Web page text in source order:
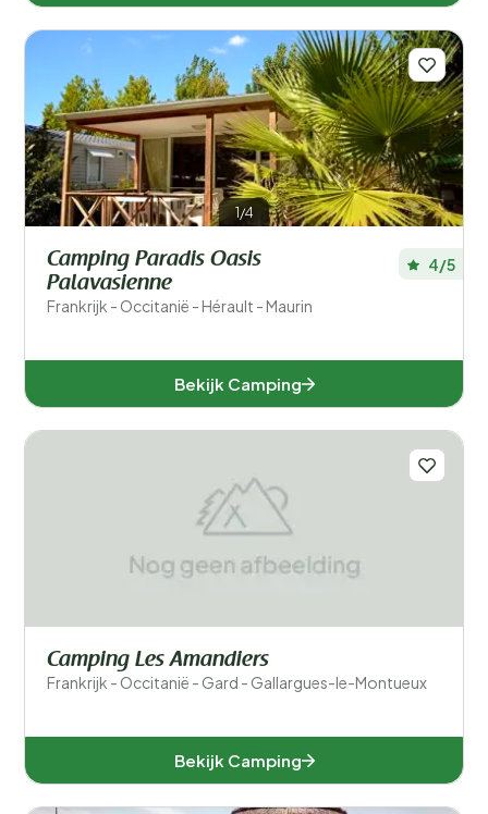
1/4
Camping Paradis Oasis
Palavasienne
Frankrijk - Occitanië - Hérault - Maurin
4/5
Bekijk Camping
Camping Les Amandiers
Frankrijk - Occitanië - Gard - Gallargues-le-Montueux
Bekijk Camping